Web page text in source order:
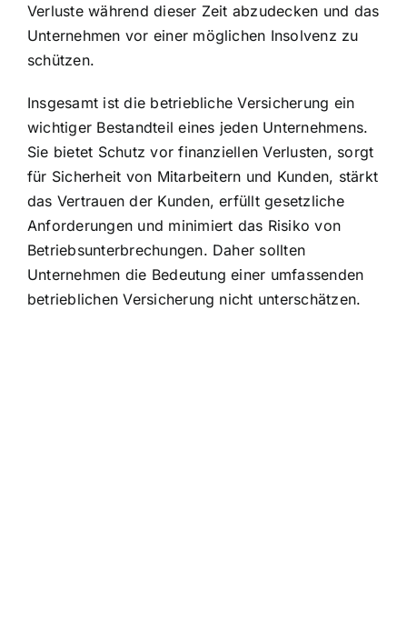
Verluste während dieser Zeit abzudecken und das
Unternehmen vor einer möglichen Insolvenz zu
schützen.
Insgesamt ist die betriebliche Versicherung ein
wichtiger Bestandteil eines jeden Unternehmens.
Sie bietet Schutz vor finanziellen Verlusten, sorgt
für Sicherheit von Mitarbeitern und Kunden, stärkt
das Vertrauen der Kunden, erfüllt gesetzliche
Anforderungen und minimiert das Risiko von
Betriebsunterbrechungen. Daher sollten
Unternehmen die Bedeutung einer umfassenden
betrieblichen Versicherung nicht unterschätzen.